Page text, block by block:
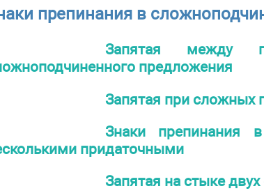
препинания в
Запятая между
предложения
Запятая при сложных
Знаки препинания
придаточными
Запятая на стыке